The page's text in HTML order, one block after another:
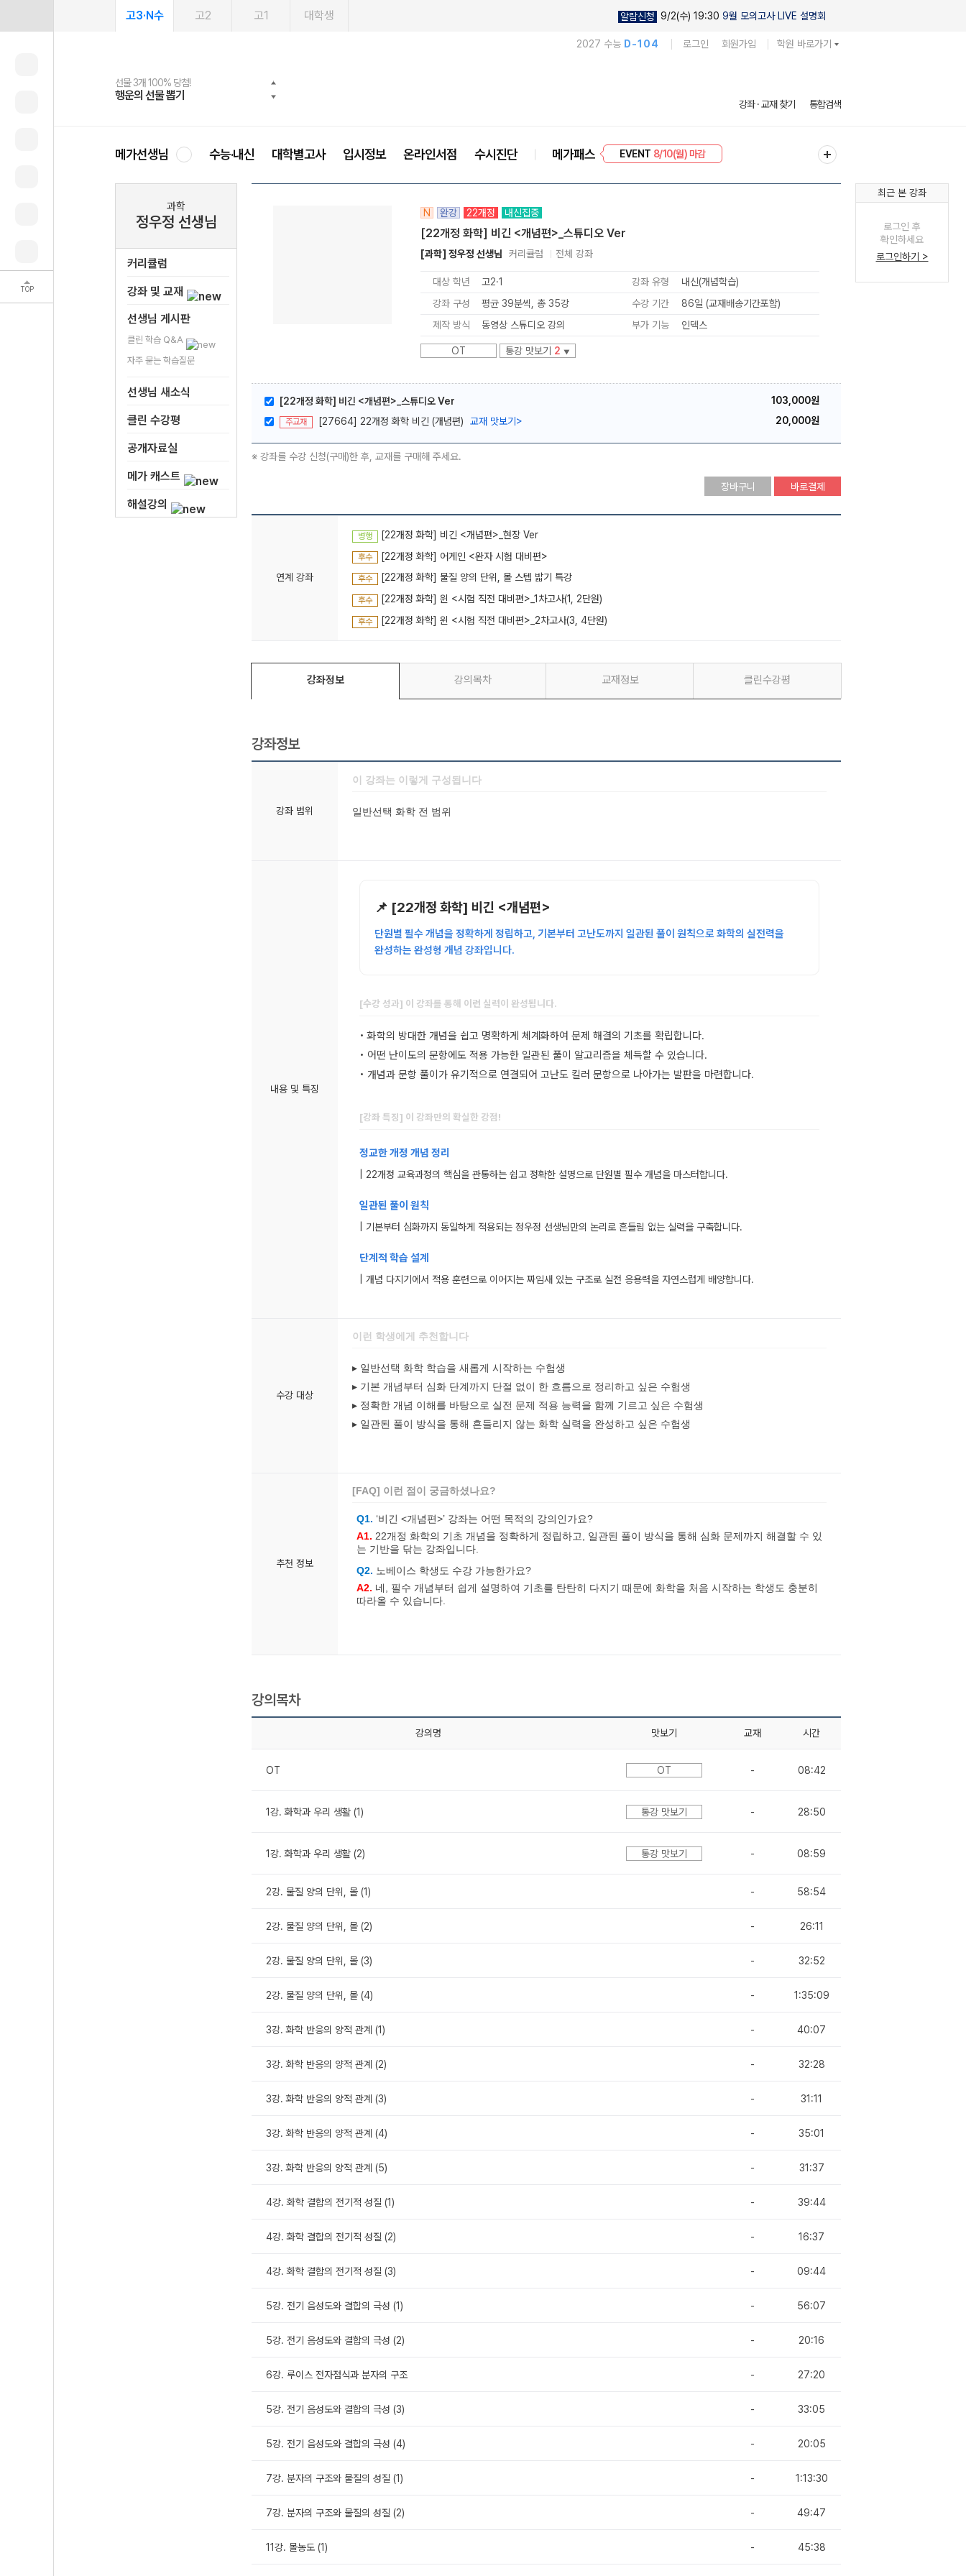
TOP
고3·N수 고2 고1 대학생 알람신청 9/2(수) 19:30 9월 모의고사 LIVE 설명회
2027 수능 D-104 로그인 회원가입 학원 바로가기
메가스터디
선물 3개 100% 당첨!
행운의 선물 뽑기
선물 100% 증정!
메가스터디 X 올리브
여름방학 스터디 캐시백
메가런 썸머스쿨
2027 러셀 단과
강사 공개선발
스마트러닝앱
설문 EVENT
메가패스
3일 무료 체험권
메가패스 수강생 무료혜택!
메가클럽 멤버십
사회공헌 캠페인
희망이룸 메가나눔
강좌 · 교재 찾기 통합검색
메가선생님 수능·내신 대학별고사 입시정보 온라인서점 수시진단 메가패스
EVENT 8/10(월) 마감
과학
정우정 선생님
커리큘럼
강좌 및 교재
선생님 게시판
클린 학습 Q&A
자주 묻는 학습질문
선생님 새소식
클린 수강평
공개자료실
메가 캐스트
해설강의
N 완강 22개정 내신집중
[22개정 화학] 비긴 <개념편>_스튜디오 Ver
[과학] 정우정 선생님 커리큘럼 전체 강좌
대상 학년 고2·1 강좌 유형
내신(개념학습)
강좌 구성
평균 39분씩, 총 35강 수강 기간
86일 (교재배송기간포함)
제작 방식
동영상 스튜디오 강의 부가 기능 인덱스
OT 통강 맛보기 2 ▼
[22개정 화학] 비긴 <개념편>_스튜디오 Ver 103,000원
주교재 [27664] 22개정 화학 비긴 (개념편) 교재 맛보기 > 20,000원
※ 강좌를 수강 신청(구매)한 후, 교재를 구매해 주세요.
장바구니 바로결제
연계 강좌
병행 [22개정 화학] 비긴 <개념편>_현장 Ver
후수 [22개정 화학] 어게인 <완자 시험 대비편>
후수 [22개정 화학] 물질 양의 단위, 몰 스텝 밟기 특강
후수 [22개정 화학] 윈 <시험 직전 대비편>_1차고사(1, 2단원)
후수 [22개정 화학] 윈 <시험 직전 대비편>_2차고사(3, 4단원)
강좌정보 강의목차 교재정보 클린수강평
강좌정보
강좌 범위
이 강좌는 이렇게 구성됩니다
일반선택 화학 전 범위
내용 및 특징
📌 [22개정 화학] 비긴 <개념편>
단원별 필수 개념을 정확하게 정립하고, 기본부터 고난도까지 일관된 풀이 원칙으로 화학의 실전력을
완성하는 완성형 개념 강좌입니다.
[수강 성과] 이 강좌를 통해 이런 실력이 완성됩니다.
• 화학의 방대한 개념을 쉽고 명확하게 체계화하여 문제 해결의 기초를 확립합니다.
• 어떤 난이도의 문항에도 적용 가능한 일관된 풀이 알고리즘을 체득할 수 있습니다.
• 개념과 문항 풀이가 유기적으로 연결되어 고난도 킬러 문항으로 나아가는 발판을 마련합니다.
[강좌 특징] 이 강좌만의 확실한 강점!
정교한 개정 개념 정리
| 22개정 교육과정의 핵심을 관통하는 쉽고 정확한 설명으로 단원별 필수 개념을 마스터합니다.
일관된 풀이 원칙
| 기본부터 심화까지 동일하게 적용되는 정우정 선생님만의 논리로 흔들림 없는 실력을 구축합니다.
단계적 학습 설계
| 개념 다지기에서 적용 훈련으로 이어지는 짜임새 있는 구조로 실전 응용력을 자연스럽게 배양합니다.
수강 대상
이런 학생에게 추천합니다
▸ 일반선택 화학 학습을 새롭게 시작하는 수험생
▸ 기본 개념부터 심화 단계까지 단절 없이 한 흐름으로 정리하고 싶은 수험생
▸ 정확한 개념 이해를 바탕으로 실전 문제 적용 능력을 함께 기르고 싶은 수험생
▸ 일관된 풀이 방식을 통해 흔들리지 않는 화학 실력을 완성하고 싶은 수험생
추천 정보
[FAQ] 이런 점이 궁금하셨나요?
Q1. ‘비긴 <개념편>’ 강좌는 어떤 목적의 강의인가요?
A1. 22개정 화학의 기초 개념을 정확하게 정립하고, 일관된 풀이 방식을 통해 심화 문제까지 해결할 수 있
는 기반을 닦는 강좌입니다.
Q2. 노베이스 학생도 수강 가능한가요?
A2. 네, 필수 개념부터 쉽게 설명하여 기초를 탄탄히 다지기 때문에 화학을 처음 시작하는 학생도 충분히
따라올 수 있습니다.
강의목차
강의명 맛보기 교재 시간
OT OT - 08:42
1강. 화학과 우리 생활 (1) 통강 맛보기 - 28:50
1강. 화학과 우리 생활 (2) 통강 맛보기 - 08:59
2강. 물질 양의 단위, 몰 (1) - 58:54
2강. 물질 양의 단위, 몰 (2) - 26:11
2강. 물질 양의 단위, 몰 (3) - 32:52
2강. 물질 양의 단위, 몰 (4) - 1:35:09
3강. 화학 반응의 양적 관계 (1) - 40:07
3강. 화학 반응의 양적 관계 (2) - 32:28
3강. 화학 반응의 양적 관계 (3) - 31:11
3강. 화학 반응의 양적 관계 (4) - 35:01
3강. 화학 반응의 양적 관계 (5) - 31:37
4강. 화학 결합의 전기적 성질 (1) - 39:44
4강. 화학 결합의 전기적 성질 (2) - 16:37
4강. 화학 결합의 전기적 성질 (3) - 09:44
5강. 전기 음성도와 결합의 극성 (1) - 56:07
5강. 전기 음성도와 결합의 극성 (2) - 20:16
6강. 루이스 전자점식과 분자의 구조 - 27:20
5강. 전기 음성도와 결합의 극성 (3) - 33:05
5강. 전기 음성도와 결합의 극성 (4) - 20:05
7강. 분자의 구조와 물질의 성질 (1) - 1:13:30
7강. 분자의 구조와 물질의 성질 (2) - 49:47
11강. 몰농도 (1) - 45:38
최근 본 강좌
로그인 후
확인하세요
로그인하기 >